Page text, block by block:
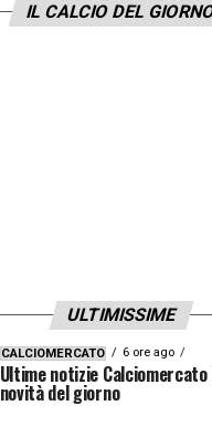
IL CALCIO DEL
ULTIMISSIME
CALCIOMERCATO 6 ore ago
Ultime notizie
novità del giorno